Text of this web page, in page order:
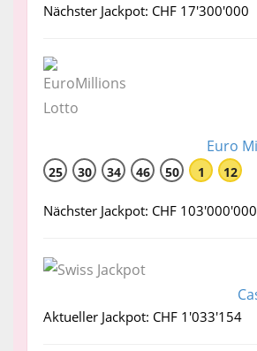
Nächster Jackpot: CHF 17'300'000
Euro
25 30 34 46 50 1 12
Nächster Jackpot: CHF 103'000'000
Aktueller Jackpot: CHF 1'033'154